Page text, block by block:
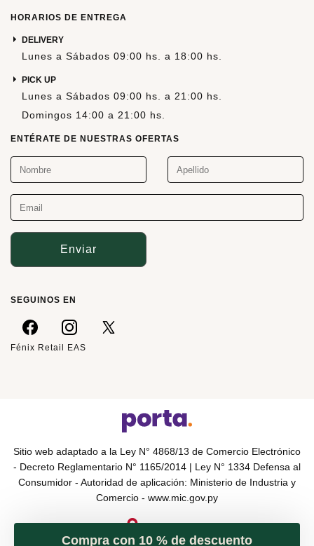
HORARIOS DE ENTREGA
DELIVERY
Lunes a Sábados 09:00 hs. a 18:00 hs.
PICK UP
Lunes a Sábados 09:00 hs. a 21:00 hs.
Domingos 14:00 a 21:00 hs.
ENTÉRATE DE NUESTRAS OFERTAS
Enviar
SEGUINOS EN
Fénix Retail EAS
Sitio web adaptado a la Ley N° 4868/13 de Comercio Electrónico
- Decreto Reglamentario N° 1165/2014 | Ley N° 1334 Defensa al
Consumidor - Autoridad de aplicación: Ministerio de Industria y
Comercio - www.mic.gov.py
Compra con 10 % de descuento